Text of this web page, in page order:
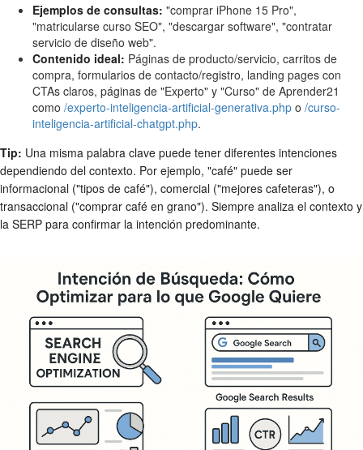
Ejemplos de consultas: "comprar iPhone 15 Pro",
"matricularse curso SEO", "descargar software", "contratar
servicio de diseño web".
Contenido ideal: Páginas de producto/servicio, carritos de
compra, formularios de contacto/registro, landing pages con
CTAs claros, páginas de "Experto" y "Curso" de Aprender21
como /experto-inteligencia-artificial-generativa.php o /curso-
inteligencia-artificial-chatgpt.php.
Tip: Una misma palabra clave puede tener diferentes intenciones
dependiendo del contexto. Por ejemplo, "café" puede ser
informacional ("tipos de café"), comercial ("mejores cafeteras"), o
transaccional ("comprar café en grano"). Siempre analiza el contexto y
la SERP para confirmar la intención predominante.